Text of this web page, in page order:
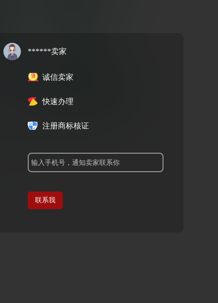
******卖家
诚信卖家
快速办理
注册商标核证